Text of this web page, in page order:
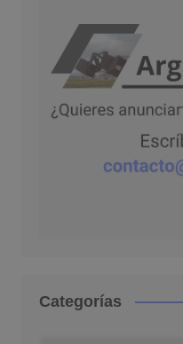
Categorías